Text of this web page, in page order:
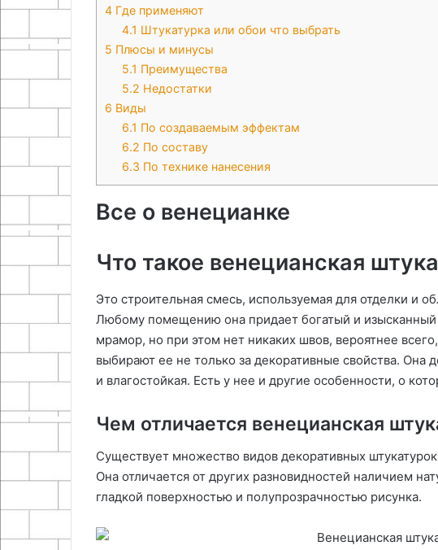
4 Где применяют
4.1 Штукатурка или обои что выбрать
5 Плюсы и минусы
5.1 Преимущества
5.2 Недостатки
6 Виды
6.1 По создаваемым эффектам
6.2 По составу
6.3 По технике нанесения
Все о венецианке
Что такое венецианская
Это строительная смесь, используемая для отделки и
Любому помещению она придает богатый и
мрамор, но при этом нет никаких швов, вероятнее
выбирают ее не только за декоративные свойства. Она
и влагостойкая. Есть у нее и другие особенности, о
Чем отличается венецианская
Существует множество видов декоративных
Она отличается от других разновидностей наличием
гладкой поверхностью и полупрозрачностью рисунка.